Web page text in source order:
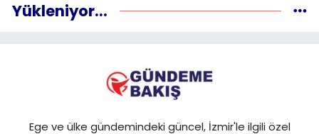
Yükleniyor...
Ege ve ülke gündemindeki güncel, İzmir'le ilgili özel